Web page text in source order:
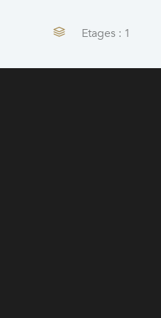
Etages : 1